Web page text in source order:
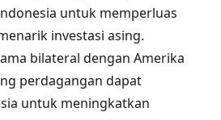
untuk memperluas
investasi asing.
bilateral dengan Amerika
perdagangan dapat
untuk meningkatkan